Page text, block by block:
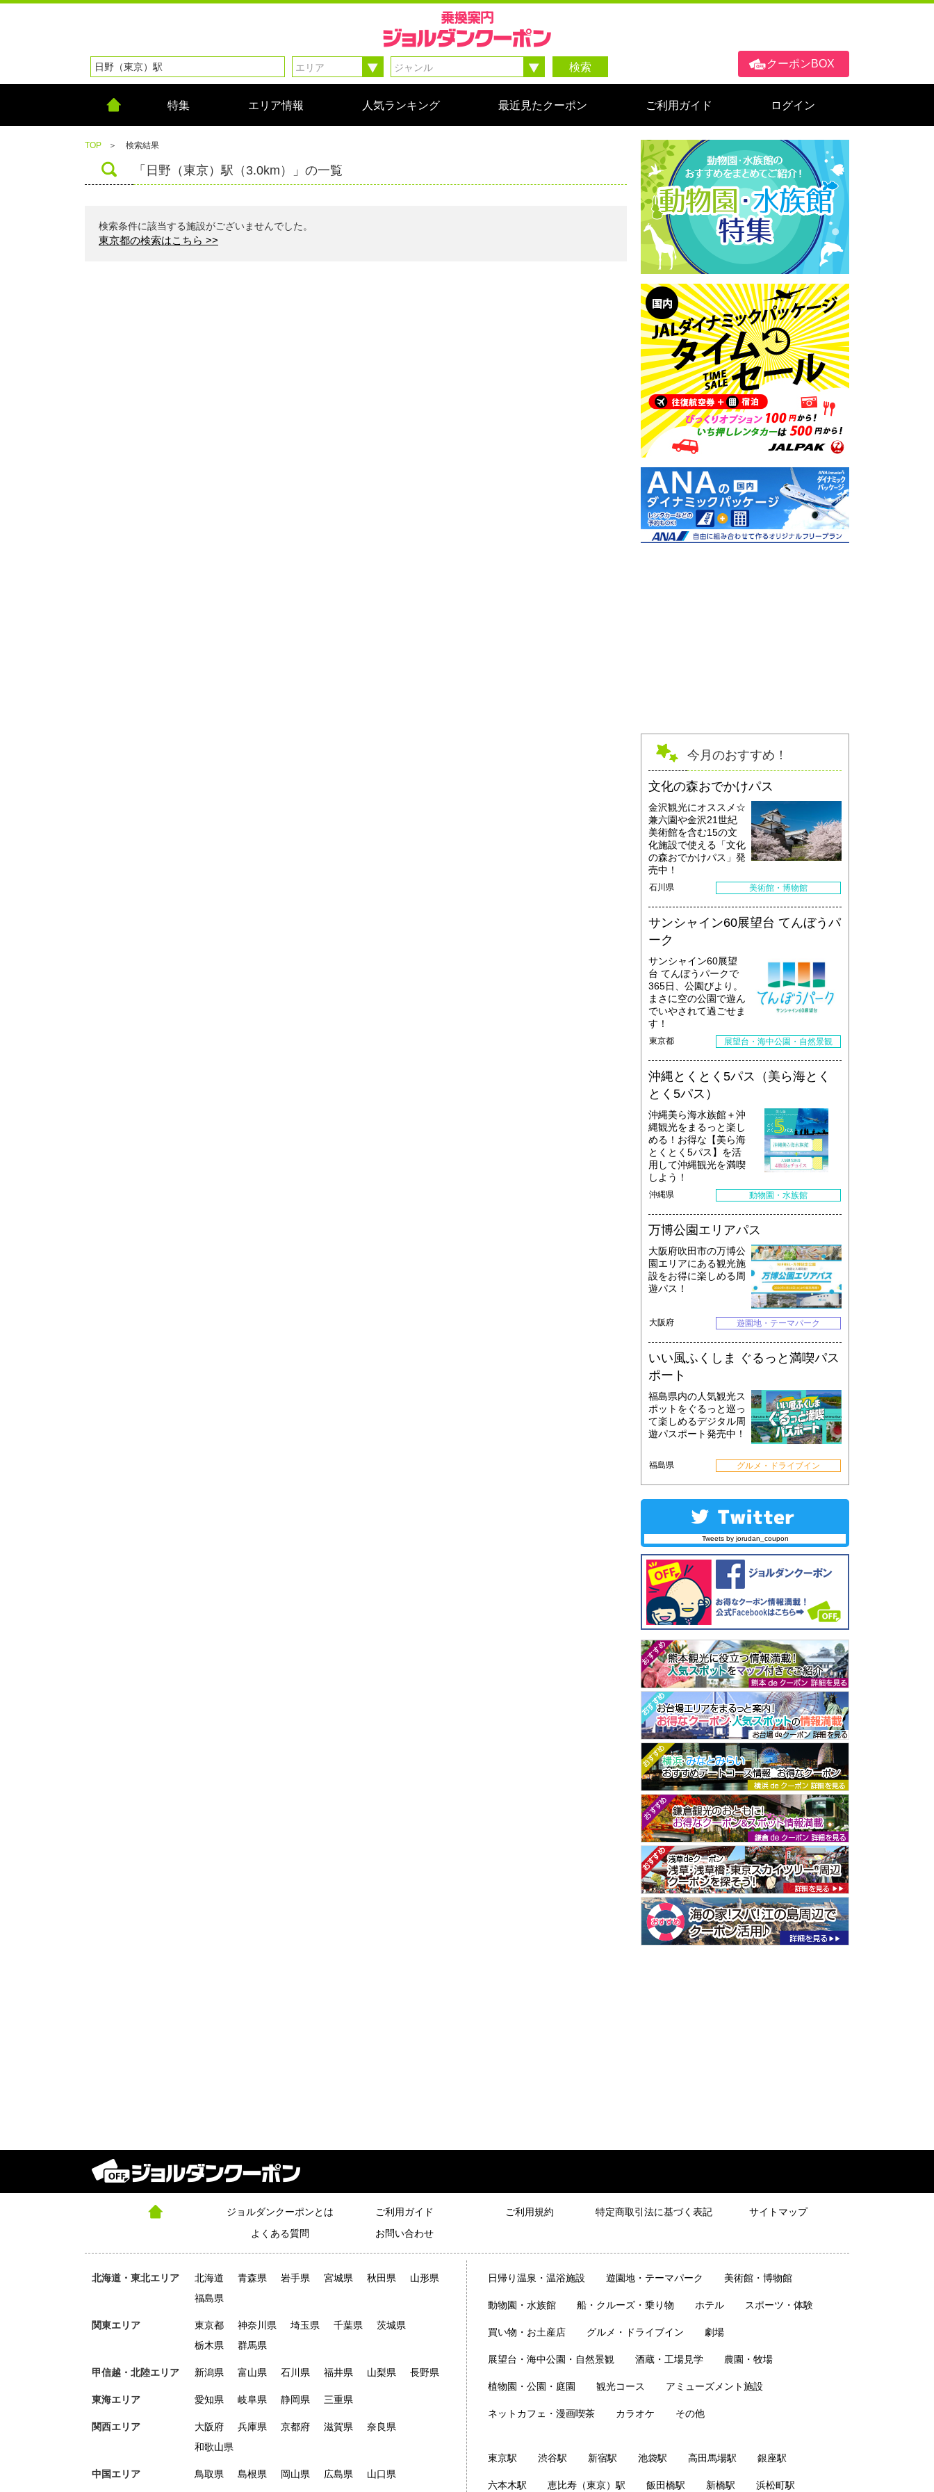
クーポンBOX
検索
特集 エリア情報 人気ランキング 最近見たクーポン ご利用ガイド ログイン
TOP ＞ 検索結果
「日野（東京）駅（3.0km）」の一覧
検索条件に該当する施設がございませんでした。
東京都の検索はこちら >>
今月のおすすめ！
文化の森おでかけパス
金沢観光にオススメ☆
兼六園や金沢21世紀
美術館を含む15の文
化施設で使える「文化
の森おでかけパス」発
売中！
石川県 美術館・博物館
サンシャイン60展望台 てんぼうパ
ーク
サンシャイン60展望
台 てんぼうパークで
365日、公園びより。
まさに空の公園で遊ん
でいやされて過ごせま
す！
東京都 展望台・海中公園・自然景観
沖縄とくとく5パス（美ら海とく
とく5パス）
沖縄美ら海水族館＋沖
縄観光をまるっと楽し
める！お得な【美ら海
とくとく5パス】を活
用して沖縄観光を満喫
しよう！
沖縄県 動物園・水族館
万博公園エリアパス
大阪府吹田市の万博公
園エリアにある観光施
設をお得に楽しめる周
遊パス！
大阪府 遊園地・テーマパーク
いい風ふくしま ぐるっと満喫パス
ポート
福島県内の人気観光ス
ポットをぐるっと巡っ
て楽しめるデジタル周
遊パスポート発売中！
福島県 グルメ・ドライブイン
Tweets by jorudan_coupon
ジョルダンクーポンとは ご利用ガイド ご利用規約 特定商取引法に基づく表記
サイトマップ
よくある質問
お問い合わせ
北海道・東北エリア 北海道 青森県 岩手県 宮城県 秋田県
山形県
福島県
関東エリア 東京都 神奈川県 埼玉県 千葉県
茨城県
栃木県
群馬県
甲信越・北陸エリア 新潟県 富山県 石川県 福井県 山梨県 長野県
東海エリア 愛知県 岐阜県 静岡県 三重県
関西エリア 大阪府 兵庫県 京都府 滋賀県
奈良県
和歌山県
中国エリア 鳥取県 島根県 岡山県 広島県 山口県
日帰り温泉・温浴施設 遊園地・テーマパーク 美術館・博物館
動物園・水族館 船・クルーズ・乗り物 ホテル スポーツ・体験
買い物・お土産店 グルメ・ドライブイン 劇場
展望台・海中公園・自然景観 酒蔵・工場見学 農園・牧場
植物園・公園・庭園 観光コース アミューズメント施設
ネットカフェ・漫画喫茶 カラオケ その他
東京駅 渋谷駅 新宿駅 池袋駅 高田馬場駅 銀座駅
六本木駅 恵比寿（東京）駅 飯田橋駅 新橋駅 浜松町駅